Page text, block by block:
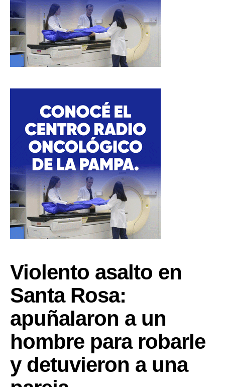
Violento asalto en
Santa Rosa:
apuñalaron a un
hombre para robarle
y detuvieron a una